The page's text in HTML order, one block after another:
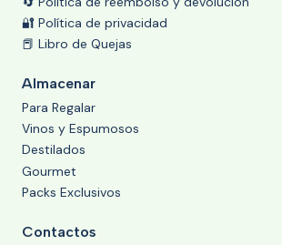
🔐 Política de privacidad
📕 Libro de Quejas
Almacenar
Para Regalar
Vinos y Espumosos
Destilados
Gourmet
Packs Exclusivos
Contactos